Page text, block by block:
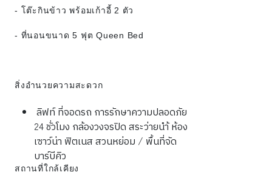
- โต๊ะกินข้าว พร้อมเก้าอี้ 2 ตัว
- ที่นอนขนาด 5 ฟุต Queen Bed
สิ่งอำนวยความสะดวก
ลิฟท์ ที่จอดรถ การรักษาความปลอดภัย
24 ชั่วโมง กล้องวงจรปิด สระว่ายนำ้ ห้อง
เซาว์น่า ฟิตเนส สวนหย่อม / พื้นที่จัด
บาร์บีคิว
สถานที่ใกล้เคียง